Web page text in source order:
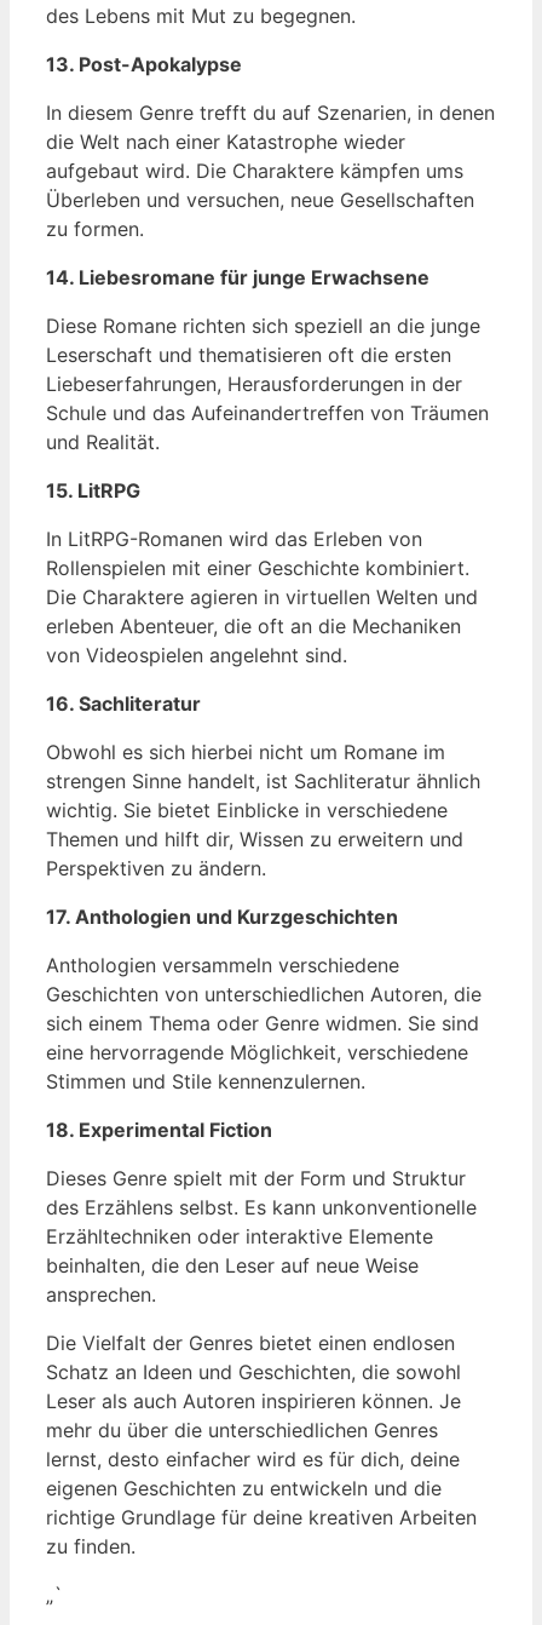
des Lebens mit Mut zu begegnen.
13. Post-Apokalypse
In diesem Genre trefft du auf Szenarien, in denen
die Welt nach einer Katastrophe wieder
aufgebaut wird. Die Charaktere kämpfen ums
Überleben und versuchen, neue Gesellschaften
zu formen.
14. Liebesromane für junge Erwachsene
Diese Romane richten sich speziell an die junge
Leserschaft und thematisieren oft die ersten
Liebeserfahrungen, Herausforderungen in der
Schule und das Aufeinandertreffen von Träumen
und Realität.
15. LitRPG
In LitRPG-Romanen wird das Erleben von
Rollenspielen mit einer Geschichte kombiniert.
Die Charaktere agieren in virtuellen Welten und
erleben Abenteuer, die oft an die Mechaniken
von Videospielen angelehnt sind.
16. Sachliteratur
Obwohl es sich hierbei nicht um Romane im
strengen Sinne handelt, ist Sachliteratur ähnlich
wichtig. Sie bietet Einblicke in verschiedene
Themen und hilft dir, Wissen zu erweitern und
Perspektiven zu ändern.
17. Anthologien und Kurzgeschichten
Anthologien versammeln verschiedene
Geschichten von unterschiedlichen Autoren, die
sich einem Thema oder Genre widmen. Sie sind
eine hervorragende Möglichkeit, verschiedene
Stimmen und Stile kennenzulernen.
18. Experimental Fiction
Dieses Genre spielt mit der Form und Struktur
des Erzählens selbst. Es kann unkonventionelle
Erzähltechniken oder interaktive Elemente
beinhalten, die den Leser auf neue Weise
ansprechen.
Die Vielfalt der Genres bietet einen endlosen
Schatz an Ideen und Geschichten, die sowohl
Leser als auch Autoren inspirieren können. Je
mehr du über die unterschiedlichen Genres
lernst, desto einfacher wird es für dich, deine
eigenen Geschichten zu entwickeln und die
richtige Grundlage für deine kreativen Arbeiten
zu finden.
„`